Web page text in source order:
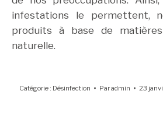
infestations le permettent,
produits à base de matières
naturelle.
Catégorie : Désinfection Paradmin 23